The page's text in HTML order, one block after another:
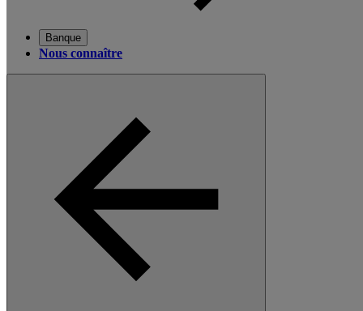
Banque
Nous connaître